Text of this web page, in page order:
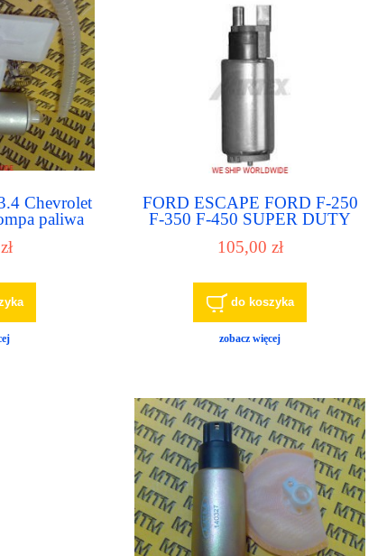
Chevrolet
paliwa
FORD ESCAPE FORD F-250
F-350 F-450 SUPER DUTY
TAURUS FORD
pompka paliwowa
105,00 zł
do koszyka
zobacz więcej